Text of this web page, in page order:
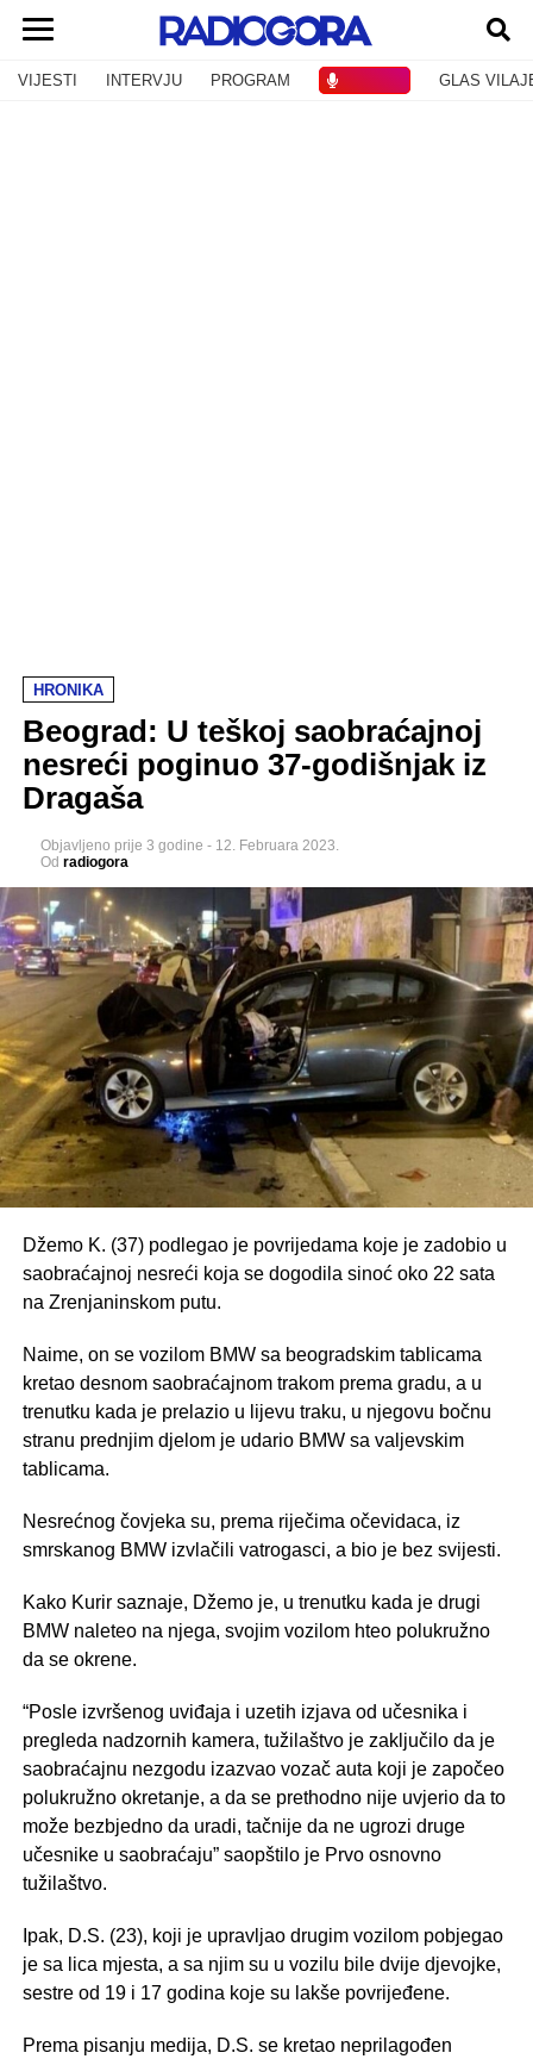
VIJESTI INTERVJU PROGRAM GLAS
HRONIKA
Beograd: U teškoj saobraćajnoj
nesreći poginuo 37-godišnjak iz
Dragaša
Objavljeno prije 3 godine - 12. Februara 2023.
Od radiogora
Džemo K. (37) podlegao je povrijedama koje je zadobio u
saobraćajnoj nesreći koja se dogodila sinoć oko 22 sata
na Zrenjaninskom putu.
Naime, on se vozilom BMW sa beogradskim tablicama
kretao desnom saobraćajnom trakom prema gradu, a u
trenutku kada je prelazio u lijevu traku, u njegovu bočnu
stranu prednjim djelom je udario BMW sa valjevskim
tablicama.
Nesrećnog čovjeka su, prema riječima očevidaca, iz
smrskanog BMW izvlačili vatrogasci, a bio je bez svijesti.
Kako Kurir saznaje, Džemo je, u trenutku kada je drugi
BMW naleteo na njega, svojim vozilom hteo polukružno
da se okrene.
“Posle izvršenog uviđaja i uzetih izjava od učesnika i
pregleda nadzornih kamera, tužilaštvo je zaključilo da je
saobraćajnu nezgodu izazvao vozač auta koji je započeo
polukružno okretanje, a da se prethodno nije uvjerio da to
može bezbjedno da uradi, tačnije da ne ugrozi druge
učesnike u saobraćaju” saopštilo je Prvo osnovno
tužilaštvo.
Ipak, D.S. (23), koji je upravljao drugim vozilom pobjegao
je sa lica mjesta, a sa njim su u vozilu bile dvije djevojke,
sestre od 19 i 17 godina koje su lakše povrijeđene.
Prema pisanju medija, D.S. se kretao neprilagođen